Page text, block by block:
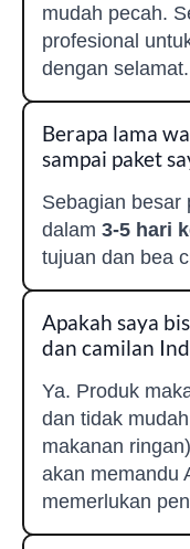
mudah pecah.
profesional
dengan selamat.
Berapa lama
sampai paket
Sebagian besar
dalam 3-5 hari
tujuan dan bea
Apakah saya
dan camilan
Ya. Produk
dan tidak
makanan
akan memandu
memerlukan